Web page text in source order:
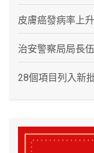
皮膚癌發病率上
治安警察局局長
28個項目列入新